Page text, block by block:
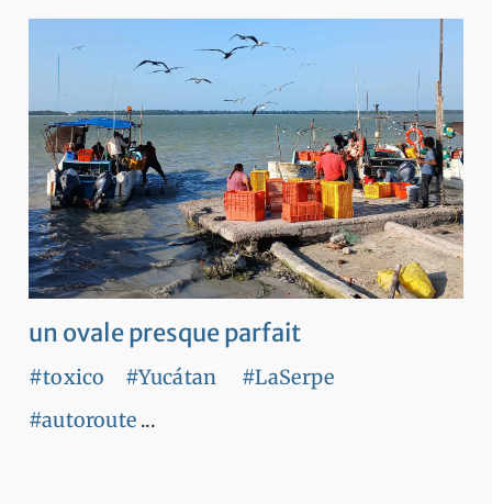
un ovale presque parfait
#toxico #Yucátan
#LaSerpe
#autoroute...